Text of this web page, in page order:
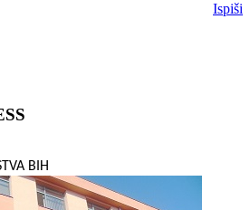
Ispiši
BIH